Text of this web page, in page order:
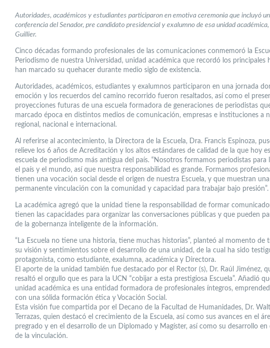
Autoridades, académicos y estudiantes participaron en emotiva ceremonia que incluyó
conferencia del Senador, pre candidato presidencial y exalumno de esa unidad
Guillier.
Cinco décadas formando profesionales de las comunicaciones conmemoró la
Periodismo de nuestra Universidad, unidad académica que recordó los principales
han marcado su quehacer durante medio siglo de existencia.
Autoridades, académicos, estudiantes y exalumnos participaron en una jornada
emoción y los recuerdos del camino recorrido fueron resaltados, así como el
proyecciones futuras de una escuela formadora de generaciones de periodistas
marcado época en distintos medios de comunicación, empresas e instituciones a
regional, nacional e internacional.
Al referirse al acontecimiento, la Directora de la Escuela, Dra. Francis Espinoza,
relieve los 6 años de Acreditación y los altos estándares de calidad de la que hoy
escuela de periodismo más antigua del país. “Nosotros formamos periodistas para
el país y el mundo, así que nuestra responsabilidad es grande. Formamos
tienen una vocación social desde el origen de nuestra Escuela, y que muestran una
permanente vinculación con la comunidad y capacidad para trabajar bajo presión”.
La académica agregó que la unidad tiene la responsabilidad de formar
tienen las capacidades para organizar las conversaciones públicas y que pueden
de la gobernanza inteligente de la información.
“La Escuela no tiene una historia, tiene muchas historias”, planteó al momento de
su visión y sentimientos sobre el desarrollo de una unidad, de la cual ha sido
protagonista, como estudiante, exalumna, académica y Directora.
El aporte de la unidad también fue destacado por el Rector (s), Dr. Raúl Jiménez,
resaltó el orgullo que es para la UCN “cobijar a esta prestigiosa Escuela”. Añadió
unidad académica es una entidad formadora de profesionales íntegros,
con una sólida formación ética y Vocación Social.
Esta visión fue compartida por el Decano de la Facultad de Humanidades, Dr.
Terrazas, quien destacó el crecimiento de la Escuela, así como sus avances en el
pregrado y en el desarrollo de un Diplomado y Magíster, así como su desarrollo en
de la vinculación.